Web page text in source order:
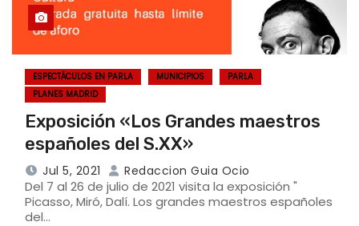
ESPECTÁCULOS EN PARLA MUNICIPIOS
PARLA
PLANES MADRID
Exposición «Los Grandes maestros
españoles del S.XX»
Jul 5, 2021 Redaccion Guia Ocio
Del 7 al 26 de julio de 2021 visita la exposición "
Picasso, Miró, Dalí. Los grandes maestros españoles
del…